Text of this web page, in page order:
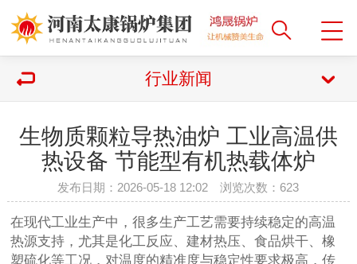
行业新闻
生物质颗粒导热油炉 工业高温供
热设备 节能型有机热载体炉
发布日期：2026-05-18 12:02 浏览次数： 623
在现代工业生产中，很多生产工艺需要持续稳定的高温
热源支持，尤其是化工反应、建材热压、食品烘干、橡
塑硫化等工况，对温度的精准度与稳定性要求极高，传